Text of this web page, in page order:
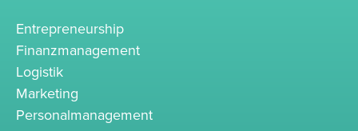
Entrepreneurship
Finanzmanagement
Logistik
Marketing
Personalmanagement